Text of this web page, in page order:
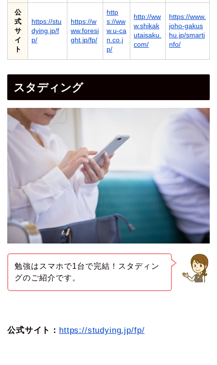
公
式
サ
イ
ト
https://stu
dying.jp/f
p/
https://w
ww.foresi
ght.jp/fp/
http
s://ww
w.u-ca
n.co.j
p/
http://ww
w.shikak
utaisaku.
com/
https://www.
joho-gakus
hu.jp/smarti
nfo/
スタディング
勉強はスマホで1台で完結！スタディン
グのご紹介です。
公式サイト： https://studying.jp/fp/